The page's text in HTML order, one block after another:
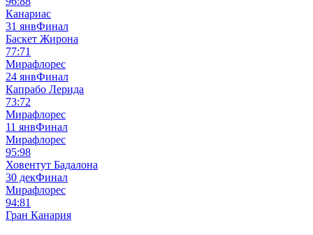
Канариас
31 янвФинал
Баскет Жирона
77:71
Мирафлорес
24 янвФинал
Капрабо Лерида
73:72
Мирафлорес
11 янвФинал
Мирафлорес
95:98
Ховентут Бадалона
30 декФинал
Мирафлорес
94:81
Гран Канария